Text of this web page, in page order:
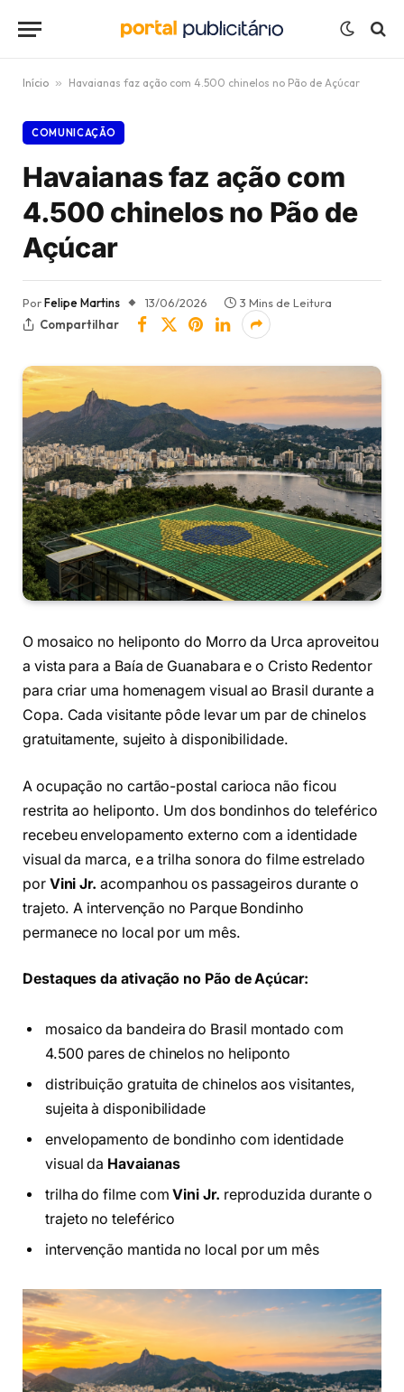
Início » Havaianas faz ação com 4.500 chinelos no Pão de Açúcar
COMUNICAÇÃO
Havaianas faz ação com
4.500 chinelos no Pão de
Açúcar
PorFelipe Martins 13/06/2026
3 Mins de Leitura
Compartilhar
O mosaico no heliponto do Morro da Urca aproveitou
a vista para a Baía de Guanabara e o Cristo Redentor
para criar uma homenagem visual ao Brasil durante a
Copa. Cada visitante pôde levar um par de chinelos
gratuitamente, sujeito à disponibilidade.
A ocupação no cartão-postal carioca não ficou
restrita ao heliponto. Um dos bondinhos do teleférico
recebeu envelopamento externo com a identidade
visual da marca, e a trilha sonora do filme estrelado
por Vini Jr. acompanhou os passageiros durante o
trajeto. A intervenção no Parque Bondinho
permanece no local por um mês.
Destaques da ativação no Pão de Açúcar:
mosaico da bandeira do Brasil montado com
4.500 pares de chinelos no heliponto
distribuição gratuita de chinelos aos visitantes,
sujeita à disponibilidade
envelopamento de bondinho com identidade
visual da Havaianas
trilha do filme comVini Jr. reproduzida durante o
trajeto no teleférico
intervenção mantida no local por um mês